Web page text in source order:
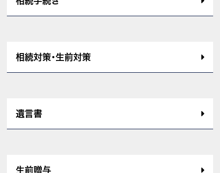
相続対策･生前対策
遺言書
生前贈与